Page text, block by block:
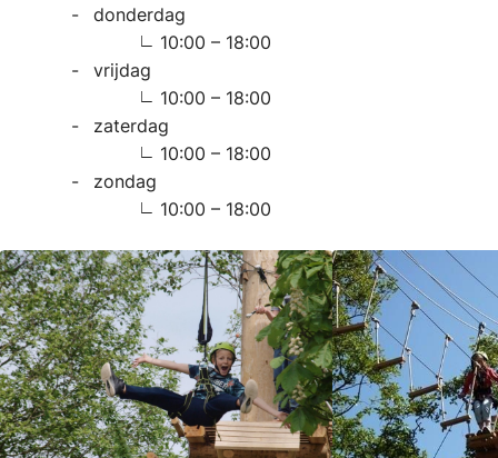
donderdag
10:00 – 18:00
vrijdag
10:00 – 18:00
zaterdag
10:00 – 18:00
zondag
10:00 – 18:00